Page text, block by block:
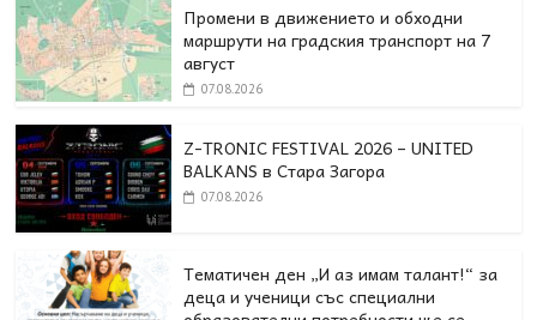
Промени в движението и обходни
маршрути на градския транспорт на 7
август
07.08.2026
Z-TRONIC FESTIVAL 2026 – UNITED
BALKANS в Стара Загора
07.08.2026
Тематичен ден „И аз имам талант!“ за
деца и ученици със специални